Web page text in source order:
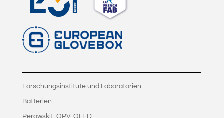
Forschungsinstitute und Laboratorien
Batterien